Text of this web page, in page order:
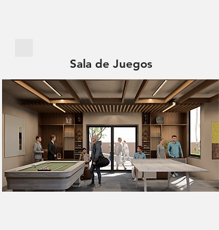
Sala de Juegos